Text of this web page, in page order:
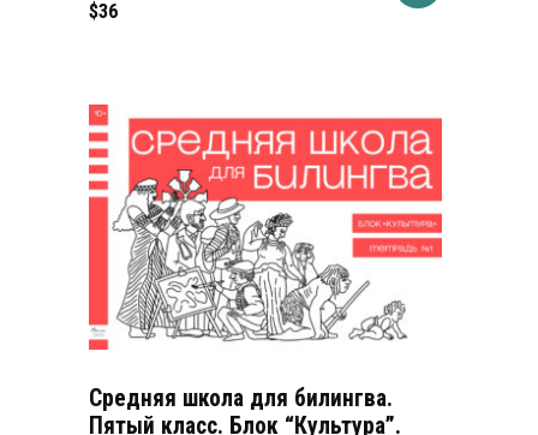
$36
Средняя школа для билингва.
Пятый класс. Блок “Культура”.